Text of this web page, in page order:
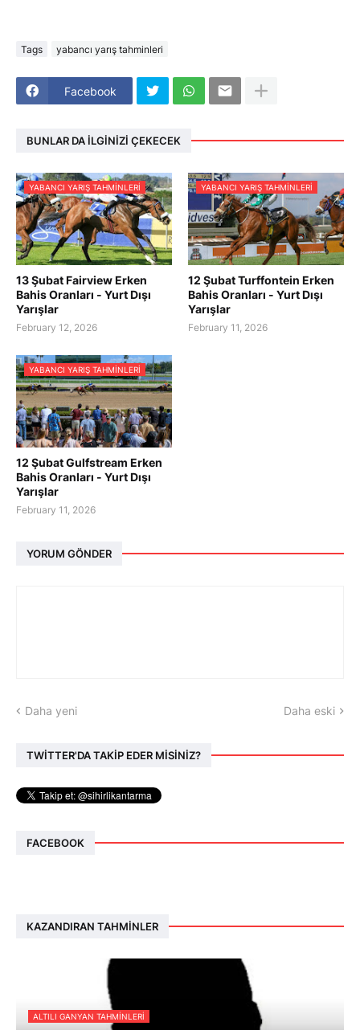
Tags yabancı yarış tahminleri
Facebook
BUNLAR DA İLGINIZI ÇEKECEK
YABANCI YARIŞ TAHMINLERI
13 Şubat Fairview Erken
Bahis Oranları - Yurt Dışı
Yarışlar
February 12, 2026
YABANCI YARIŞ TAHMINLERI
12 Şubat Turffontein Erken
Bahis Oranları - Yurt Dışı
Yarışlar
February 11, 2026
YABANCI YARIŞ TAHMINLERI
12 Şubat Gulfstream Erken
Bahis Oranları - Yurt Dışı
Yarışlar
February 11, 2026
YORUM GÖNDER
Daha yeni Daha eski
TWİTTER'DA TAKİP EDER MİSİNİZ?
FACEBOOK
KAZANDIRAN TAHMINLER
ALTILI GANYAN TAHMINLERI